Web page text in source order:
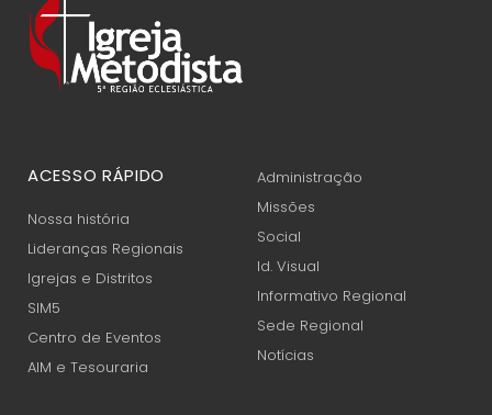
ACESSO RÁPIDO
Nossa história
Lideranças Regionais
Igrejas e Distritos
SIM5
Centro de Eventos
AIM e Tesouraria
Administração
Missões
Social
Id. Visual
Informativo Regional
Sede Regional
Notícias